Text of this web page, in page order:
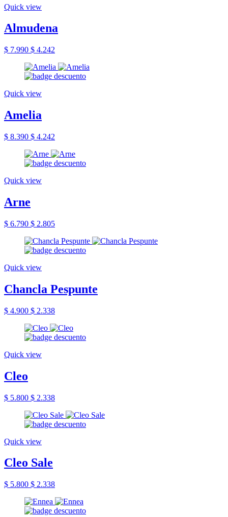
Quick view
Almudena
$ 7.990 $ 4.242
Quick view
Amelia
$ 8.390 $ 4.242
Quick view
Arne
$ 6.790 $ 2.805
Quick view
Chancla Pespunte
$ 4.900 $ 2.338
Quick view
Cleo
$ 5.800 $ 2.338
Quick view
Cleo Sale
$ 5.800 $ 2.338